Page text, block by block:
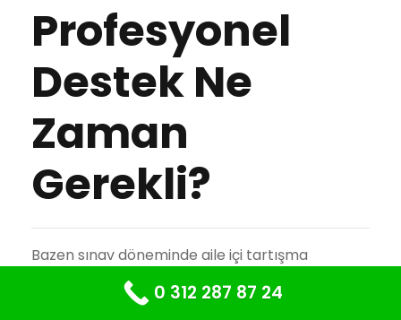
Profesyonel
Destek Ne
Zaman
Gerekli?
Bazen sınav döneminde aile içi tartışma
yönetimi için ebeveyn çabası tek başına yeterli
olmayabilir. Özellikle bazı belirtiler varsa
0 312 287 87 24